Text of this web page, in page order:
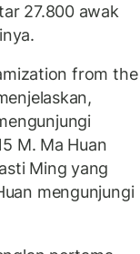
27.800 awak
from the
M. Ma Huan
Ming yang
mengunjungi